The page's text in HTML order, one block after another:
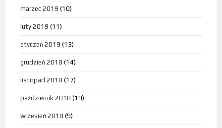
marzec 2019 (10)
luty 2019 (11)
styczeń 2019 (13)
grudzień 2018 (14)
listopad 2018 (17)
październik 2018 (19)
wrzesień 2018 (9)